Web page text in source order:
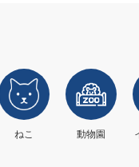
ねこ 動物園